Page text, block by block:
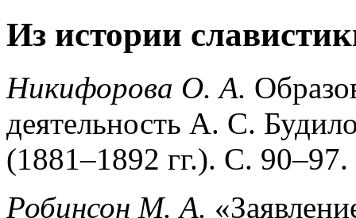
Из истории
Никифорова О. А.
деятельность А. С.
(1881–1892 гг.). С.
Робинсон М. А.